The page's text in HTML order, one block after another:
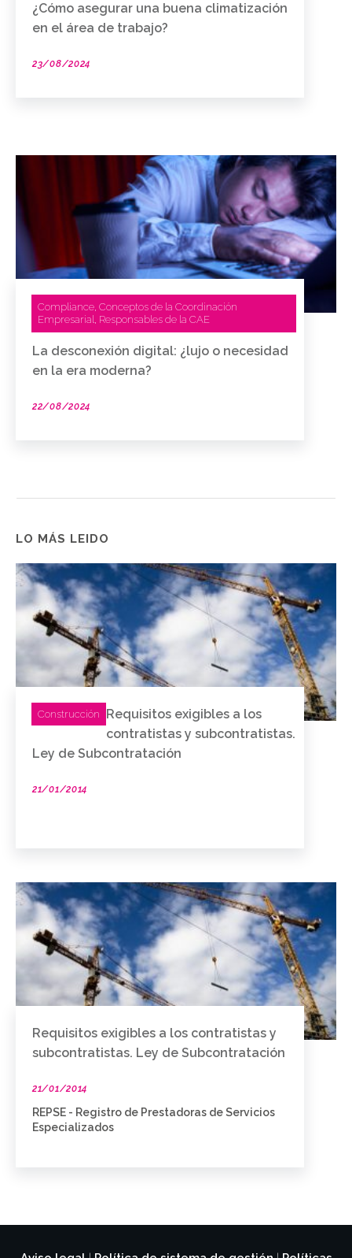
¿Cómo asegurar una buena climatización
en el área de trabajo?
23/08/2024
Compliance, Conceptos de la Coordinación
Empresarial, Responsables de la CAE
La desconexión digital: ¿lujo o necesidad
en la era moderna?
22/08/2024
LO MÁS LEIDO
Construcción
Requisitos exigibles a los
contratistas y subcontratistas.
Ley de Subcontratación
21/01/2014
Requisitos exigibles a los contratistas y
subcontratistas. Ley de Subcontratación
21/01/2014
REPSE - Registro de Prestadoras de Servicios
Especializados